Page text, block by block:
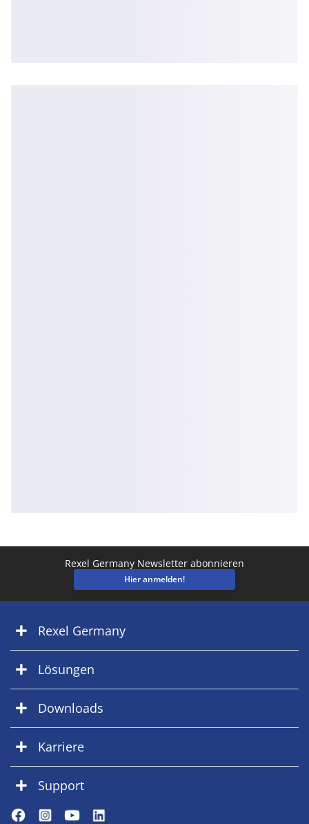
Rexel Germany Newsletter abonnieren
Hier anmelden!
Rexel Germany
Lösungen
Downloads
Karriere
Support